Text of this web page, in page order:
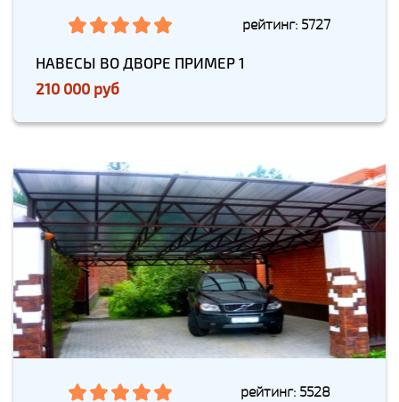
рейтинг: 5727
НАВЕСЫ ВО ДВОРЕ ПРИМЕР 1
210 000 руб
рейтинг: 5528